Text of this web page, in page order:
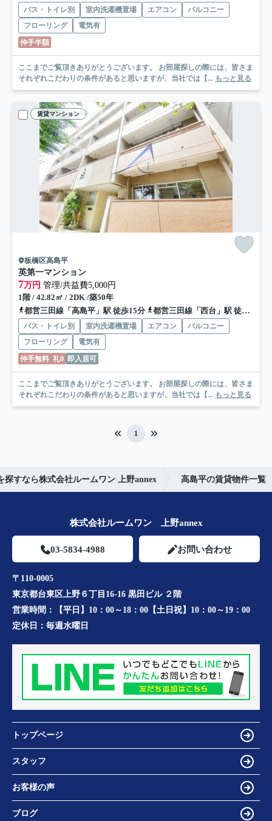
バス・トイレ別 室内洗濯機置場 エアコン
バルコニー
フローリング
電気有
仲手半額
ここまでご覧頂きありがとうございます。 お部屋探しの際には、皆さま
それぞれこだわりの条件があると思いますが、当社では【... もっと見る
賃貸マンション
板橋区高島平
英第一マンション
7万円 管理/共益費5,000円
1階 / 42.82㎡ / 2DK /築50年
都営三田線「高島平」駅 徒歩15分
都営三田線「西台」駅 徒歩16分
バス・トイレ別 室内洗濯機置場 エアコン
バルコニー
フローリング
電気有
仲手無料 礼0 即入居可
ここまでご覧頂きありがとうございます。 お部屋探しの際には、皆さま
それぞれこだわりの条件があると思いますが、当社では【... もっと見る
1
探すなら株式会社ルームワン 上野annex 高島平の賃貸物件一覧
株式会社ルームワン 上野annex
03-5834-4988 お問い合わせ
〒110-0005
東京都台東区上野６丁目16-16 黒田ビル ２階
営業時間：
【平日】10：00～18：00【土日祝】10：00～19：00
定休日： 毎週水曜日
トップページ
スタッフ
お客様の声
ブログ